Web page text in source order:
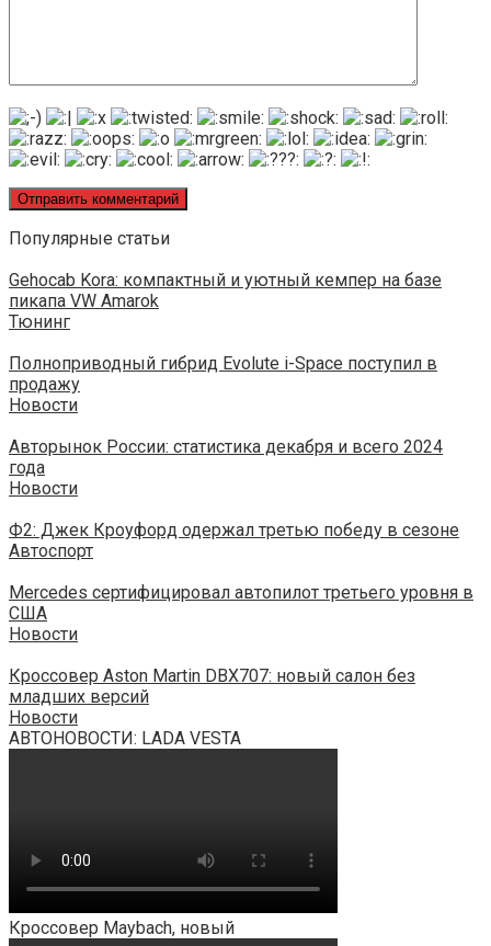
Популярные статьи
Gehocab Kora: компактный и уютный кемпер на базе
пикапа VW Amarok
Тюнинг
Полноприводный гибрид Evolute i-Space поступил в
продажу
Новости
Авторынок России: статистика декабря и всего 2024
года
Новости
Ф2: Джек Кроуфорд одержал третью победу в сезоне
Автоспорт
Mercedes сертифицировал автопилот третьего уровня в
США
Новости
Кроссовер Aston Martin DBX707: новый салон без
младших версий
Новости
АВТОНОВОСТИ: LADA VESTA
Кроссовер Maybach, новый